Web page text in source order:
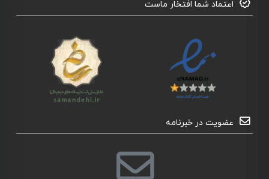
اعتماد شما افتخار ماست
عضویت در خبرنامه